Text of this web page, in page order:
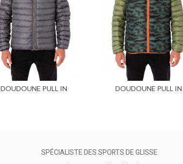
Ajouter au panier
DOUDOUNE PULL IN
Ajouter au panier
DOUDOUNE PULL IN
SPÉCIALISTE DES SPORTS DE GLISSE